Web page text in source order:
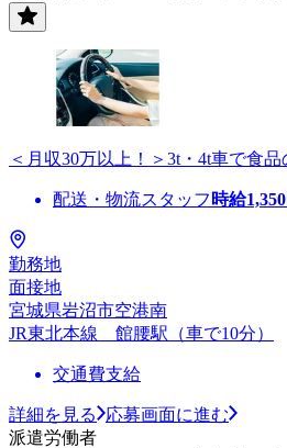
＜月収30万以上！＞3t・4t車で食
配送・物流スタッフ 時給1,350
勤務地
面接地
宮城県岩沼市空港南
JR東北本線 館腰駅（車で10分）
交通費支給
詳細を見る
応募画面に進む
派遣労働者